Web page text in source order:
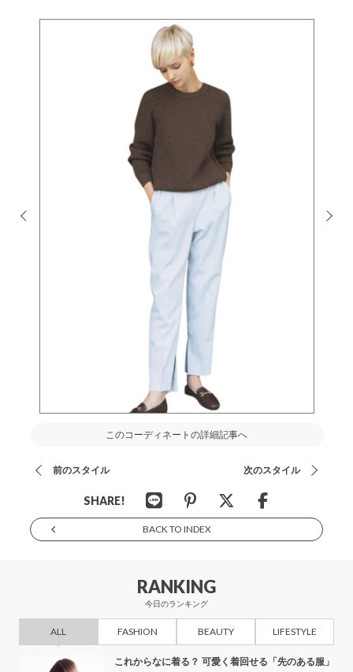
このコーディネートの詳細記事へ
前のスタイル 次のスタイル
SHARE!
BACK TO INDEX
RANKING
今日のランキング
ALL FASHION BEAUTY LIFESTYLE
これからなに着る？ 可愛く着回せる「先のある服」